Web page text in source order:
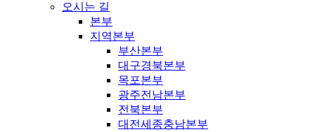
오시는 길
본부
지역본부
부산본부
대구경북본부
목포본부
광주전남본부
전북본부
대전세종충남본부